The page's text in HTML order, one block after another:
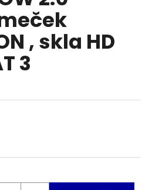
, skla HD
3